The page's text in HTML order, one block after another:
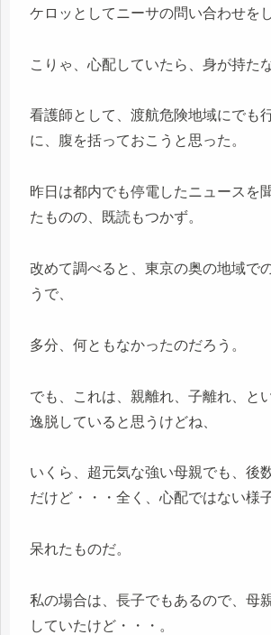
ケロッとしてニーサの問い合わせを
こりゃ、心配していたら、身が持たな
看護師として、渡航危険地域にでも
に、腹を括っておこうと思った。
昨日は都内でも停電したニュースを
たものの、既読もつかず。
改めて調べると、東京の奥の地域で
うで、
多分、何ともなかったのだろう。
でも、これは、親離れ、子離れ、と
逸脱していると思うけどね、
いくら、超元気な強い母親でも、後
だけど・・・全く、心配ではない様子
呆れたものだ。
私の場合は、長子でもあるので、母
していたけど・・・。